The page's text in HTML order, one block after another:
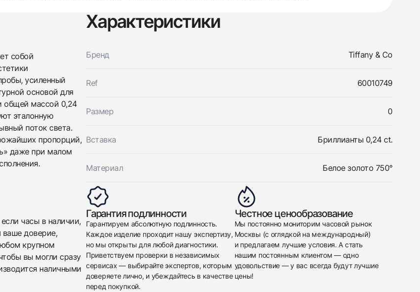
собой
усиленный
основой для
общей массой 0,24
эталонную
поток света.
пропорций,
даже при малом
Характеристики
Бренд Tiffany & Co
Ref 60010749
Размер 0
Вставка Бриллианты 0,24 ct.
Материал Белое золото 750°
часы в наличии,
доверие,
крупном
вы могли сразу
наличными
Гарантия подлинности
Гарантируем абсолютную подлинность.
Каждое изделие проходит нашу экспертизу,
но мы открыты для любой диагностики.
Приветствуем проверки в независимых
сервисах — выбирайте экспертов, которым
доверяете лично, и убеждайтесь в качестве
перед покупкой.
Честное ценообразование
Мы постоянно мониторим часовой рынок
Москвы (с оглядкой на международный)
и предлагаем лучшие условия. А стать
нашим постоянным клиентом — одно
удовольствие — у вас всегда будут лучшие
цены!
эти часы
ваши контактные данные и мы свяжемся с
Tiffany & Co
Браслет Tiffany T
НовыеКоробка
$5,150
заявку
ваши контактные данные и мы свяжемся с
Браслет Tiffany T
НовыеКоробка
$5,150
Приложите фото ваших часов…
заявку